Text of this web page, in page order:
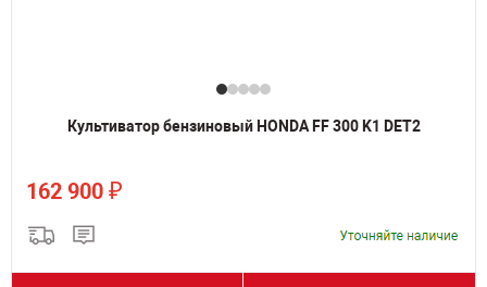
Культиватор бензиновый HONDA FF 300 K1 DET2
162 900 ₽